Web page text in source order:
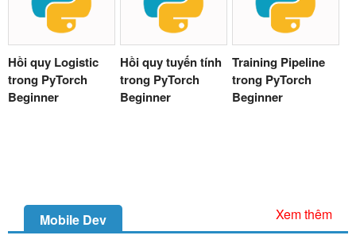
Hồi quy Logistic
trong PyTorch
Beginner
Hồi quy tuyến tính
trong PyTorch
Beginner
Training Pipeline
trong PyTorch
Beginner
Mobile Dev Xem thêm